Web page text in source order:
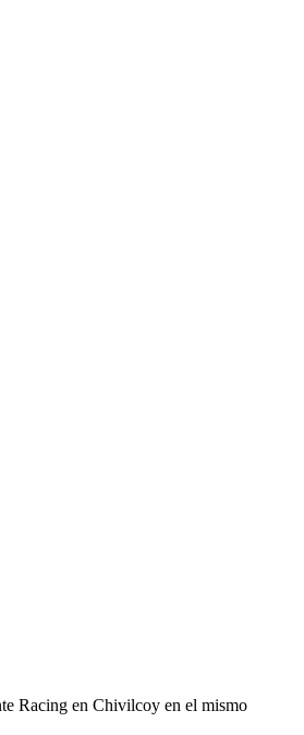
Racing en Chivilcoy en el mismo